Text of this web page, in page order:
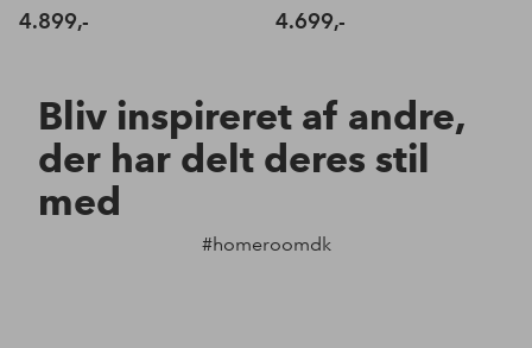
4.899,- 4.699,-
Bliv inspireret af andre,
der har delt deres stil
med
#homeroomdk